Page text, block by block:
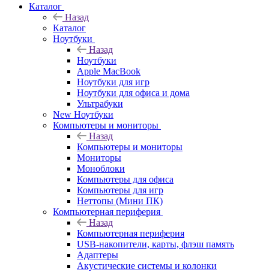
Каталог
Назад
Каталог
Ноутбуки
Назад
Ноутбуки
Apple MacBook
Ноутбуки для игр
Ноутбуки для офиса и дома
Ультрабуки
New Ноутбуки
Компьютеры и мониторы
Назад
Компьютеры и мониторы
Мониторы
Моноблоки
Компьютеры для офиса
Компьютеры для игр
Неттопы (Мини ПК)
Компьютерная периферия
Назад
Компьютерная периферия
USB-накопители, карты, флэш память
Адаптеры
Акустические системы и колонки